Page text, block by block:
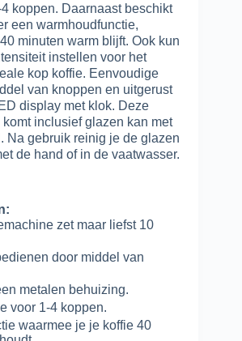
koppen. Daarnaast beschikt
een warmhoudfunctie,
minuten warm blijft. Ook kun
instellen voor het
kop koffie. Eenvoudige
van knoppen en uitgerust
display met klok. Deze
inclusief glazen kan met
Na gebruik reinig je de glazen
de hand of in de vaatwasser.
zet maar liefst 10
door middel van
metalen behuizing.
voor 1-4 koppen.
waarmee je je koffie 40